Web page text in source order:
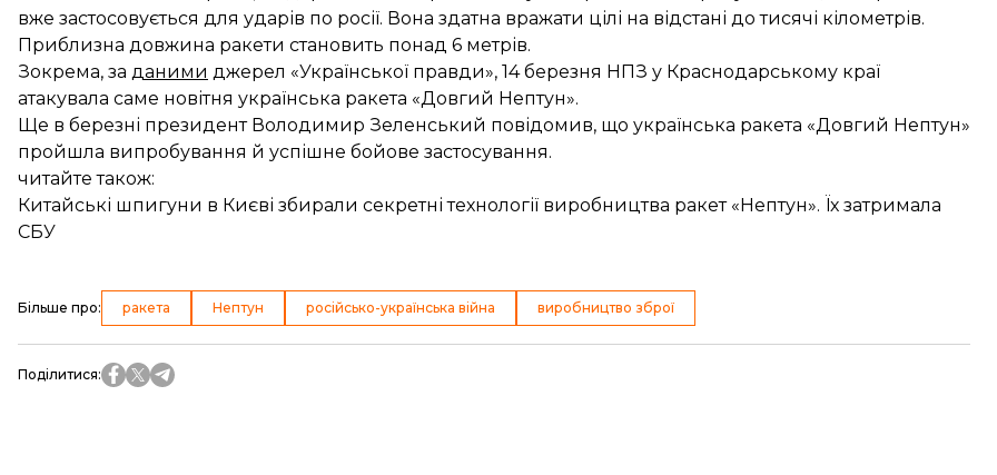
вже застосовується для ударів по росії. Вона здатна вражати цілі на відстані до тисячі кілометрів.
Приблизна довжина ракети становить понад 6 метрів.
Зокрема, за даними джерел «Української правди», 14 березня НПЗ у Краснодарському краї
атакувала саме новітня українська ракета «Довгий Нептун».
Ще в березні президент Володимир Зеленський повідомив, що українська ракета «Довгий Нептун»
пройшла випробування й успішне бойове застосування.
читайте також:
Китайські шпигуни в Києві збирали секретні технології виробництва ракет «Нептун». Їх затримала
СБУ
Більше про: ракета Нептун російсько-українська війна виробництво зброї
Поділитися: